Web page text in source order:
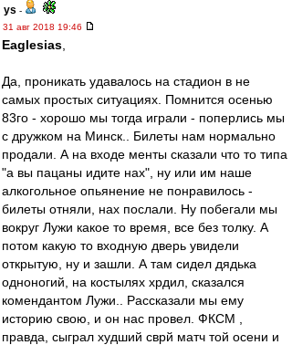
ys -
31 авг 2018 19:46
Eaglesias
Да, проникать удавалось на стадион в не
самых простых ситуациях. Помнится осенью
83го - хорошо мы тогда играли - поперлись мы
с дружком на Минск.. Билеты нам нормально
продали. А на входе менты сказали что то типа
"а вы пацаны идите нах", ну или им наше
алкогольное опьянение не понравилось -
билеты отняли, нах послали. Ну побегали мы
вокруг Лужи какое то время, все без толку. А
потом какую то входную дверь увидели
открытую, ну и зашли. А там сидел дядька
одноногий, на костылях хрдил, сказался
комендантом Лужи.. Рассказали мы ему
историю свою, и он нас провел. ФКСМ ,
правда, сыграл худший сврй матч той осени и